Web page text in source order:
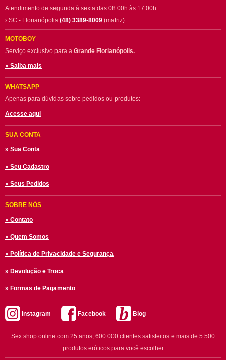
Atendimento de segunda à sexta das 08:00h às 17:00h.
› SC - Florianópolis (48) 3389-8009 (matriz)
MOTOBOY
Serviço exclusivo para a Grande Florianópolis.
» Saiba mais
WHATSAPP
Apenas para dúvidas sobre pedidos ou produtos:
Acesse aqui
SUA CONTA
» Sua Conta
» Seu Cadastro
» Seus Pedidos
SOBRE NÓS
» Contato
» Quem Somos
» Política de Privacidade e Segurança
» Devolução e Troca
» Formas de Pagamento
Instagram Facebook Blog
Sex shop online com 25 anos, 600.000 clientes satisfeitos e mais de 5.500
produtos eróticos para você escolher